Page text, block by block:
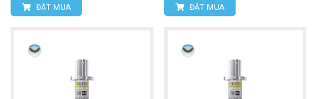
ĐẶT MUA ĐẶT MUA